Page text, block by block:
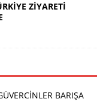
ZİYARETİ
BARIŞA